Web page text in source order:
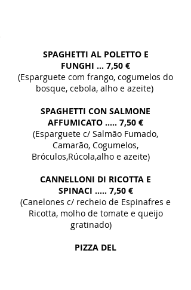
SPAGHETTI AL POLETTO E
FUNGHI ... 7,50 €
(Esparguete com frango, cogumelos do
bosque, cebola, alho e azeite)
SPAGHETTI CON SALMONE
AFFUMICATO ..... 7,50 €
(Esparguete c/ Salmão Fumado,
Camarão, Cogumelos,
Bróculos,Rúcola,alho e azeite)
CANNELLONI DI RICOTTA E
SPINACI ..... 7,50 €
(Canelones c/ recheio de Espinafres e
Ricotta, molho de tomate e queijo
gratinado)
PIZZA DEL